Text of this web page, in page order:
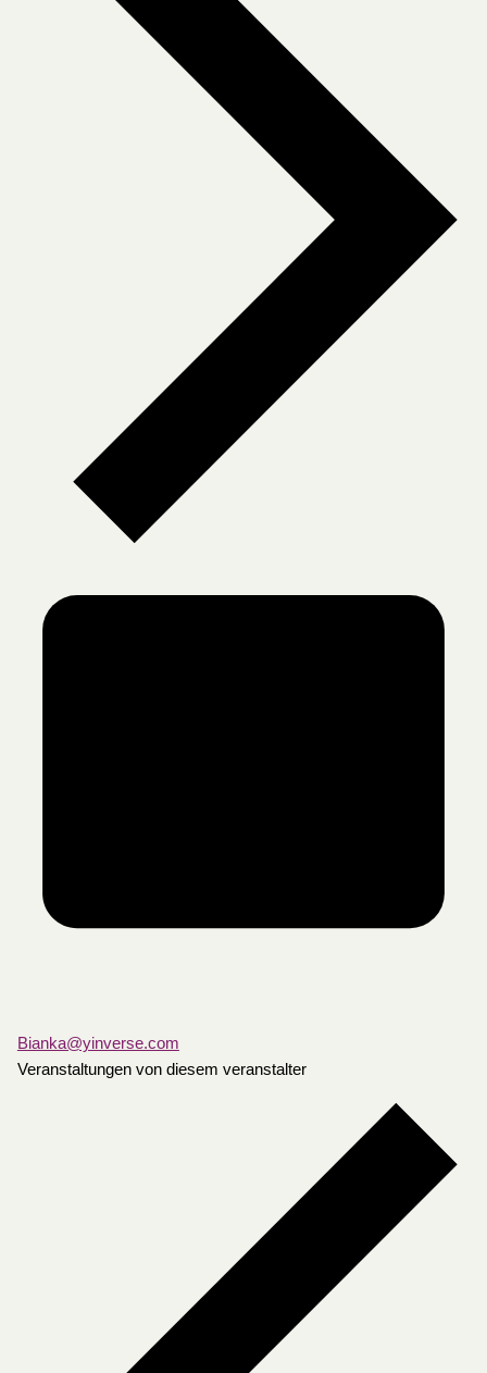
Bianka@yinverse.com
Veranstaltungen von diesem veranstalter